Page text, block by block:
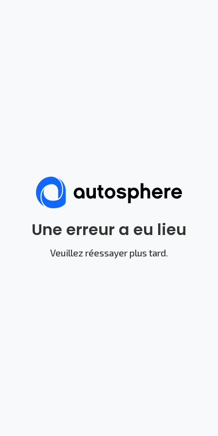
Une erreur a eu lieu
Veuillez réessayer plus tard.